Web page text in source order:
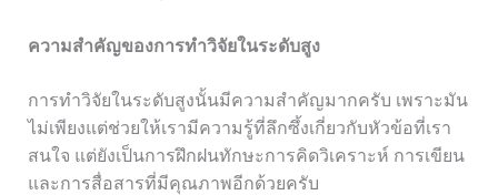
ความสำคัญของการทำวิจัยในระดับสูง
การทำวิจัยในระดับสูงนั้นมีความสำคัญมากครับ เพราะมัน
ไม่เพียงแต่ช่วยให้เรามีความรู้ที่ลึกซึ้งเกี่ยวกับหัวข้อที่เรา
สนใจ แต่ยังเป็นการฝึกฝนทักษะการคิดวิเคราะห์ การเขียน
และการสื่อสารที่มีคุณภาพอีกด้วยครับ